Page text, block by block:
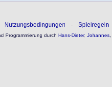
Nutzungsbedingungen - Spielregeln
Programmierung durch Hans-Dieter, Johannes,